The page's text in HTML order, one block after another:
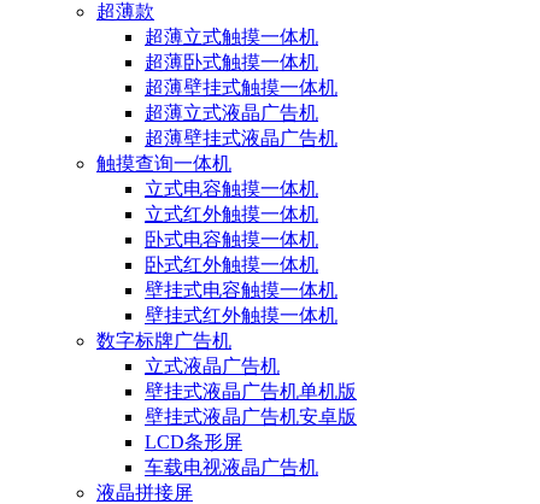
超薄款
超薄立式触摸一体机
超薄卧式触摸一体机
超薄壁挂式触摸一体机
超薄立式液晶广告机
超薄壁挂式液晶广告机
触摸查询一体机
立式电容触摸一体机
立式红外触摸一体机
卧式电容触摸一体机
卧式红外触摸一体机
壁挂式电容触摸一体机
壁挂式红外触摸一体机
数字标牌广告机
立式液晶广告机
壁挂式液晶广告机单机版
壁挂式液晶广告机安卓版
LCD条形屏
车载电视液晶广告机
液晶拼接屏